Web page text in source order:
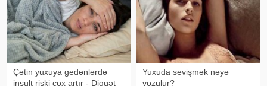
Çətin yuxuya gedənlərdə
insult riski çox artır - Diqqət
Yuxuda sevişmək nəyə
yozulur?